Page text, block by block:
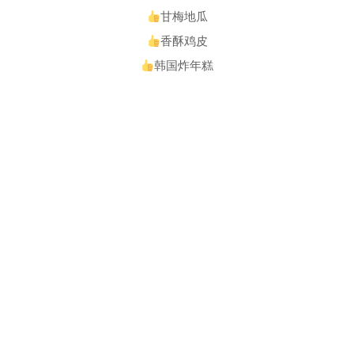
甘梅地瓜
香酥鸡皮
韩国炸年糕